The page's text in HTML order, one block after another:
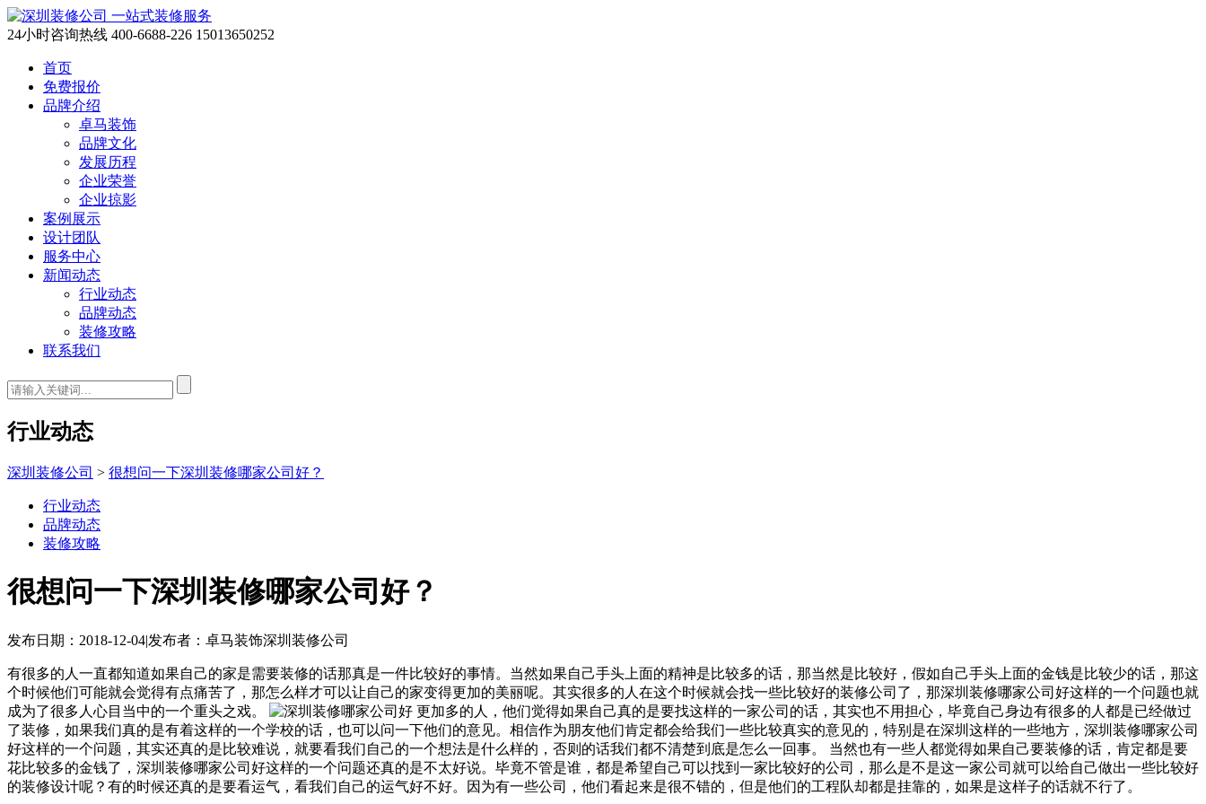
一站式装修服务
24小时咨询热线 400-6688-226 15013650252
首页
免费报价
品牌介绍
卓马装饰
品牌文化
发展历程
企业荣誉
企业掠影
案例展示
设计团队
服务中心
新闻动态
行业动态
品牌动态
装修攻略
联系我们
行业动态
深圳装修公司 > 很想问一下深圳装修哪家公司好？
行业动态
品牌动态
装修攻略
很想问一下深圳装修哪家公司好？
发布日期：2018-12-04|发布者：卓马装饰深圳装修公司
有很多的人一直都知道如果自己的家是需要装修的话那真是一件比较好的事情。当然如果自己手头上面的精神是比较多的话，那当然是比较好，假如自己手头上面的金钱是比较少的话，那这
个时候他们可能就会觉得有点痛苦了，那怎么样才可以让自己的家变得更加的美丽呢。其实很多的人在这个时候就会找一些比较好的装修公司了，那深圳装修哪家公司好这样的一个问题也就
成为了很多人心目当中的一个重头之戏。
更加多的人，他们觉得如果自己真的是要找这样的一家公司的话，其实也不用担心，毕竟自己身边有很多的人都是已经做过
了装修，如果我们真的是有着这样的一个学校的话，也可以问一下他们的意见。相信作为朋友他们肯定都会给我们一些比较真实的意见的，特别是在深圳这样的一些地方，深圳装修哪家公司
好这样的一个问题，其实还真的是比较难说，就要看我们自己的一个想法是什么样的，否则的话我们都不清楚到底是怎么一回事。 当然也有一些人都觉得如果自己要装修的话，肯定都是要
花比较多的金钱了，深圳装修哪家公司好这样的一个问题还真的是不太好说。毕竟不管是谁，都是希望自己可以找到一家比较好的公司，那么是不是这一家公司就可以给自己做出一些比较好
的装修设计呢？有的时候还真的是要看运气，看我们自己的运气好不好。因为有一些公司，他们看起来是很不错的，但是他们的工程队却都是挂靠的，如果是这样子的话就不行了。